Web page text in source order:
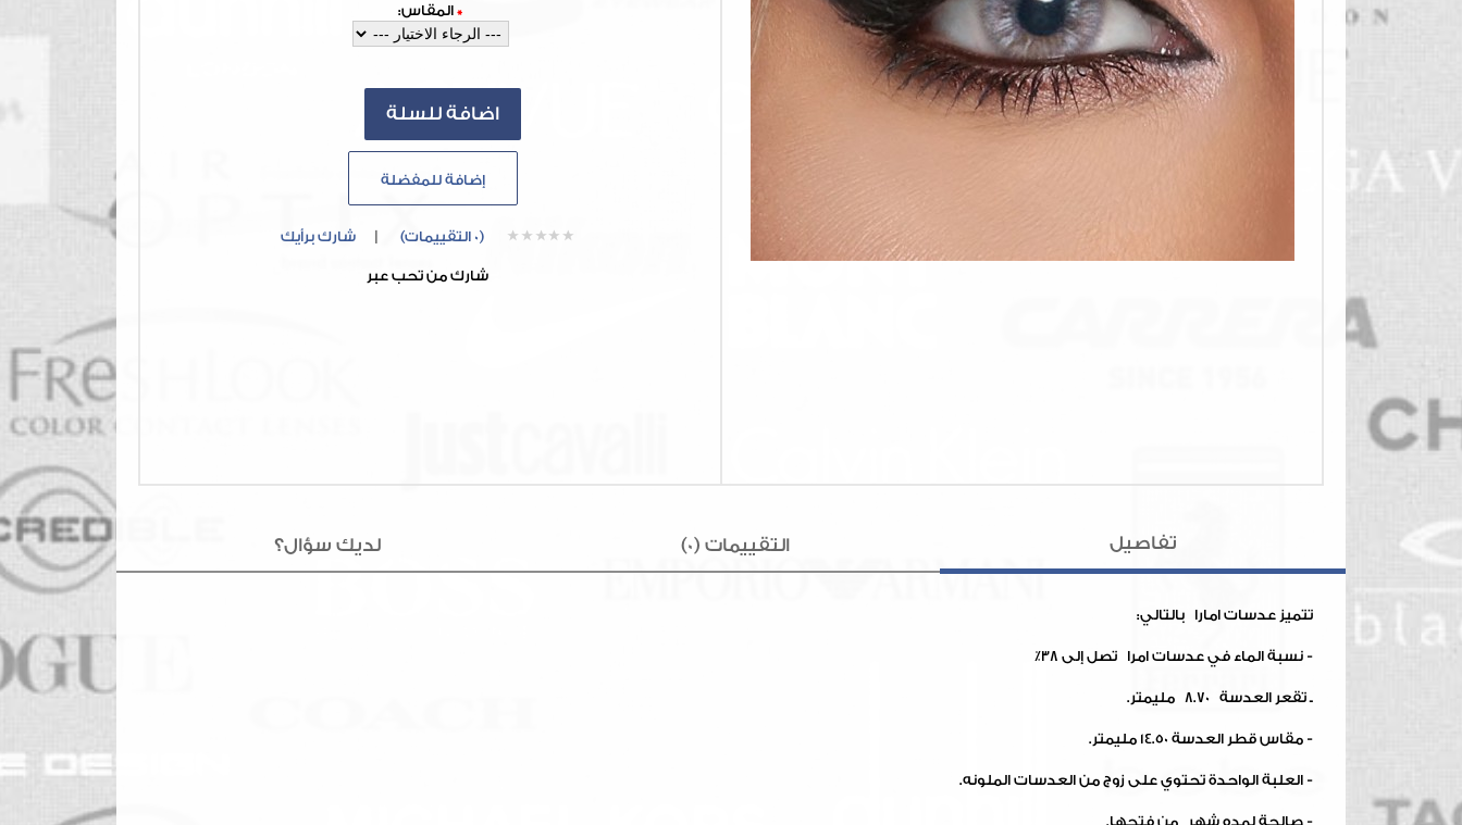
* المقاس:
إضافة للمفضلة
(0 التقييمات) شارك برأيك
شارك من تحب عبر
تفاصيل التقييمات (0) لديك سؤال؟
تتميز عدسات امارا بالتالي:
- نسبة الماء في عدسات امرا تصل إلى 38٪
ـ تقعر العدسة 8.70 مليمتر.
- مقاس قطر العدسة 14.50 مليمتر.
- العلبة الواحدة تحتوي على زوج من العدسات الملونه.
- صالحة لمده شهر من فتحها.